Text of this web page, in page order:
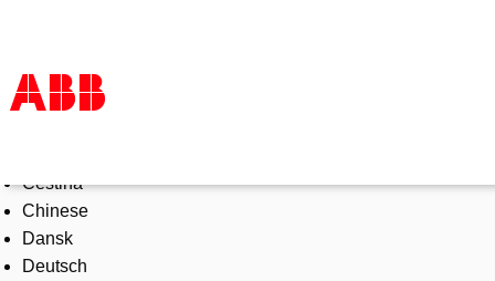
Products & Solutions
Industries
Services
About us
Čeština
Chinese
Dansk
Deutsch